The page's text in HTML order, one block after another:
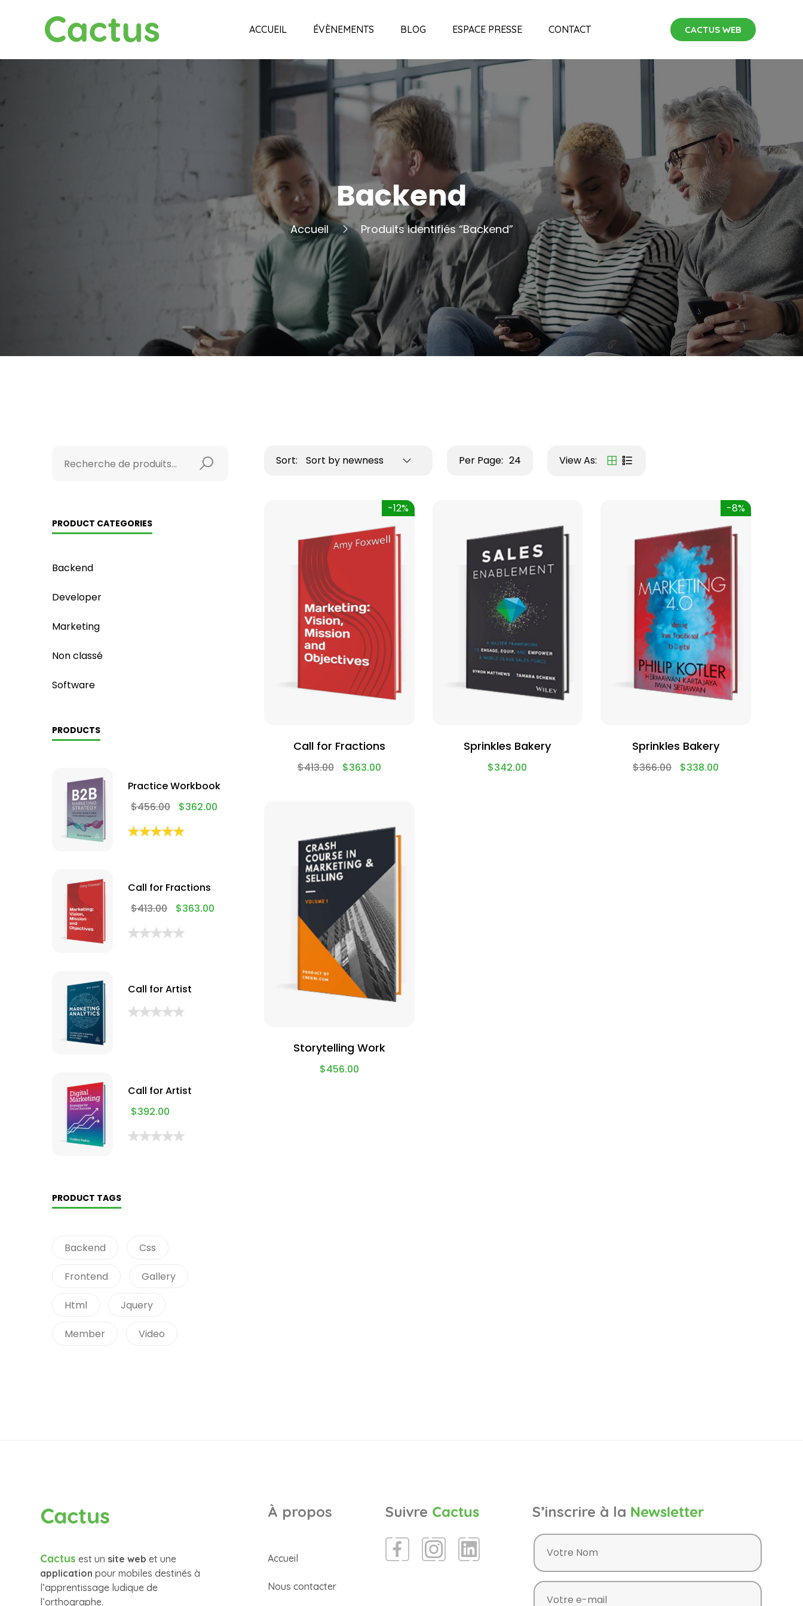
Cactus ACCUEIL ÉVÈNEMENTS BLOG ESPACE PRESSE CONTACT CACTUS WEB
Backend
Accueil Produits identifiés “Backend”
PRODUCT CATEGORIES
Backend
Developer
Marketing
Non classé
Software
PRODUCTS
Practice Workbook
$456.00 $362.00
Call for Fractions
$413.00 $363.00
Call for Artist
Call for Artist
$392.00
PRODUCT TAGS
Backend Css
Frontend Gallery
Html Jquery
Member Video
Sort: Sort by newness Per Page: 24 View As:
-12%
Call for Fractions
$413.00 $363.00
Sprinkles Bakery
$342.00
-8%
Sprinkles Bakery
$366.00 $338.00
Storytelling Work
$456.00
Cactus
Cactus est un site web et une
application pour mobiles destinés à
l’apprentissage ludique de
l’orthographe.
À propos
Accueil
Nous contacter
Suivre Cactus S’inscrire à la Newsletter